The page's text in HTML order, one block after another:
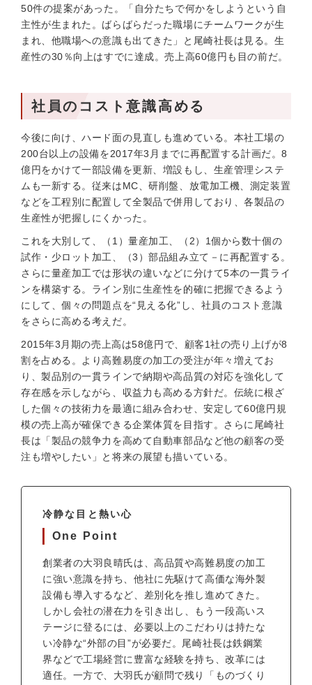
50件の提案があった。「自分たちで何かをしようという自
主性が生まれた。ばらばらだった職場にチームワークが生
まれ、他職場への意識も出てきた」と尾崎社長は見る。生
産性の30％向上はすでに達成。売上高60億円も目の前だ。
社員のコスト意識高める
今後に向け、ハード面の見直しも進めている。本社工場の
200台以上の設備を2017年3月までに再配置する計画だ。8
億円をかけて一部設備を更新、増設もし、生産管理システ
ムも一新する。従来はMC、研削盤、放電加工機、測定装置
などを工程別に配置して全製品で併用しており、各製品の
生産性が把握しにくかった。
これを大別して、（1）量産加工、（2）1個から数十個の
試作・少ロット加工、（3）部品組み立て－に再配置する。
さらに量産加工では形状の違いなどに分けて5本の一貫ライ
ンを構築する。ライン別に生産性を的確に把握できるよう
にして、個々の問題点を“見える化”し、社員のコスト意識
をさらに高める考えだ。
2015年3月期の売上高は58億円で、顧客1社の売り上げが8
割を占める。より高難易度の加工の受注が年々増えてお
り、製品別の一貫ラインで納期や高品質の対応を強化して
存在感を示しながら、収益力も高める方針だ。伝統に根ざ
した個々の技術力を最適に組み合わせ、安定して60億円規
模の売上高が確保できる企業体質を目指す。さらに尾崎社
長は「製品の競争力を高めて自動車部品など他の顧客の受
注も増やしたい」と将来の展望も描いている。
冷静な目と熱い心
One Point
創業者の大羽良晴氏は、高品質や高難易度の加工
に強い意識を持ち、他社に先駆けて高価な海外製
設備も導入するなど、差別化を推し進めてきた。
しかし会社の潜在力を引き出し、もう一段高いス
テージに登るには、必要以上のこだわりは持たな
い冷静な“外部の目”が必要だ。尾崎社長は鉄鋼業
界などで工場経営に豊富な経験を持ち、改革には
適任。一方で、大羽氏が顧問で残り「ものづくり